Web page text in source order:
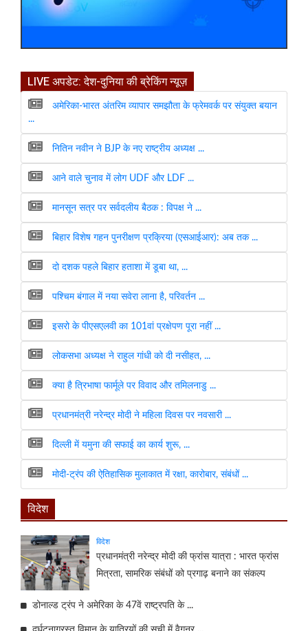
LIVE अपडेट: देश-दुनिया की ब्रेकिंग न्यूज़
अमेरिका-भारत अंतरिम व्यापार समझौता के फ्रेमवर्क पर संयुक्त बयान
...
नितिन नवीन ने BJP के नए राष्ट्रीय अध्यक्ष ...
आने वाले चुनाव में लोग UDF और LDF ...
मानसून सत्र पर सर्वदलीय बैठक : विपक्ष ने ...
बिहार विशेष गहन पुनरीक्षण प्रक्रिया (एसआईआर): अब तक ...
दो दशक पहले बिहार हताशा में डूबा था, ...
पश्चिम बंगाल में नया सवेरा लाना है, परिवर्तन ...
इसरो के पीएसएलवी का 101वां प्रक्षेपण पूरा नहीं ...
लोकसभा अध्यक्ष ने राहुल गांधी को दी नसीहत, ...
क्या है त्रिभाषा फार्मूले पर विवाद और तमिलनाडु ...
प्रधानमंत्री नरेन्द्र मोदी ने महिला दिवस पर नवसारी ...
दिल्ली में यमुना की सफाई का कार्य शुरू, ...
मोदी-ट्रंप की ऐतिहासिक मुलाकात में रक्षा, कारोबार, संबंधों ...
विदेश
विदेश
प्रधानमंत्री नरेन्द्र मोदी की फ्रांस यात्रा : भारत फ्रांस
मित्रता, सामरिक संबंधों को प्रगाढ़ बनाने का संकल्प
डोनाल्ड ट्रंप ने अमेरिका के 47वें राष्ट्रपति के ...